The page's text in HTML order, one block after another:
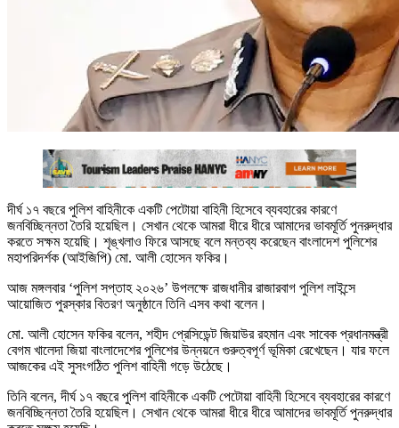
দীর্ঘ ১৭ বছরে পুলিশ বাহিনীকে একটি পেটোয়া বাহিনী হিসেবে ব্যবহারের কারণে
জনবিচ্ছিন্নতা তৈরি হয়েছিল। সেখান থেকে আমরা ধীরে ধীরে আমাদের ভাবমূর্তি পুনরুদ্ধার
করতে সক্ষম হয়েছি। শৃঙ্খলাও ফিরে আসছে বলে মন্তব্য করেছেন বাংলাদেশ পুলিশের
মহাপরিদর্শক (আইজিপি) মো. আলী হোসেন ফকির।
আজ মঙ্গলবার ‘পুলিশ সপ্তাহ ২০২৬’ উপলক্ষে রাজধানীর রাজারবাগ পুলিশ লাইন্সে
আয়োজিত পুরস্কার বিতরণ অনুষ্ঠানে তিনি এসব কথা বলেন।
মো. আলী হোসেন ফকির বলেন, শহীদ প্রেসিডেন্ট জিয়াউর রহমান এবং সাবেক প্রধানমন্ত্রী
বেগম খালেদা জিয়া বাংলাদেশের পুলিশের উন্নয়নে গুরুত্বপূর্ণ ভূমিকা রেখেছেন। যার ফলে
আজকের এই সুসংগঠিত পুলিশ বাহিনী গড়ে উঠেছে।
তিনি বলেন, দীর্ঘ ১৭ বছরে পুলিশ বাহিনীকে একটি পেটোয়া বাহিনী হিসেবে ব্যবহারের কারণে
জনবিচ্ছিন্নতা তৈরি হয়েছিল। সেখান থেকে আমরা ধীরে ধীরে আমাদের ভাবমূর্তি পুনরুদ্ধার